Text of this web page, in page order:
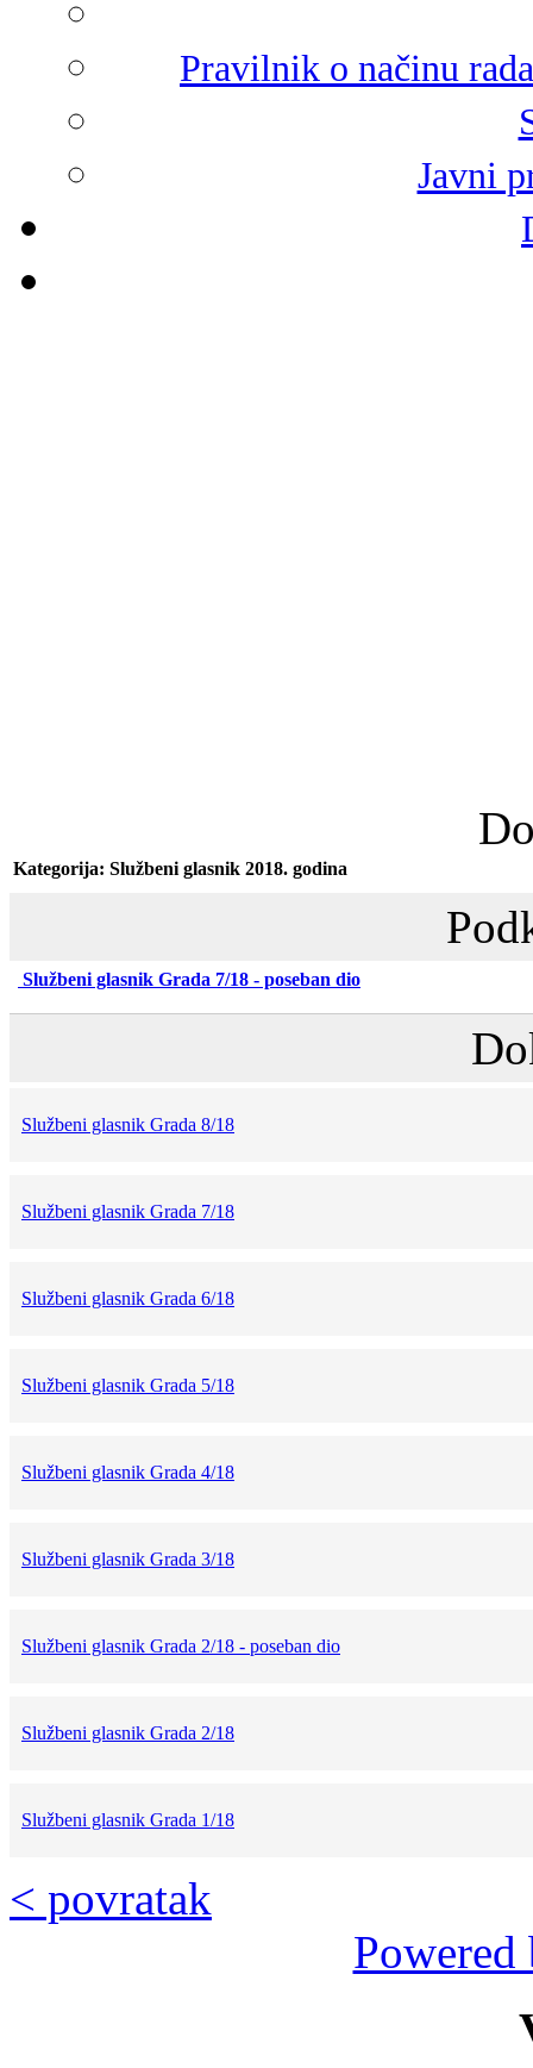
Pravilnik o načinu
Javni
Kategorija: Službeni glasnik 2018. godina
Službeni glasnik Grada 7/18 - poseban dio
Službeni glasnik Grada 8/18
Službeni glasnik Grada 7/18
Službeni glasnik Grada 6/18
Službeni glasnik Grada 5/18
Službeni glasnik Grada 4/18
Službeni glasnik Grada 3/18
Službeni glasnik Grada 2/18 - poseban dio
Službeni glasnik Grada 2/18
Službeni glasnik Grada 1/18
< povratak